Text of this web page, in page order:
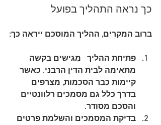
כך נראה התהליך בפועל
ברוב המקרים, ההליך המוסכם ייראה כך:
פתיחת ההליך
   מגישים בקשה
מתאימה לבית הדין הרבני. כאשר
קיימות כבר הסכמות, מצרפים
בדרך כלל גם מסמכים רלוונטיים
והסכם מסודר.
בדיקת המסמכים והשלמת פרטים